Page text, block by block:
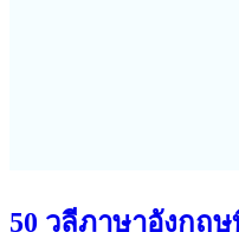
50 วลีภาษาอังกฤ